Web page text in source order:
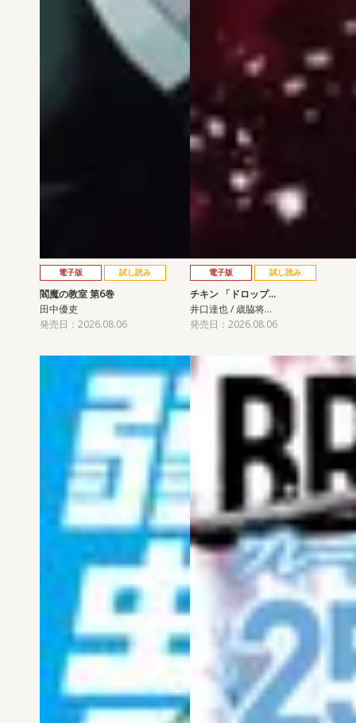
電子版 試し読み
閻魔の教室 第6巻
田中優吏
発売日：2026.08.06
電子版 試し読み
チキン 「ドロップ…
井口達也 / 歳脇将…
発売日：2026.08.06